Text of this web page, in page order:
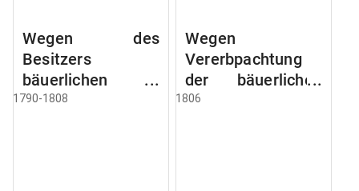
Wegen des
Besitzers
bäuerlichen
Grundstücke, den
1790-1808
Wegen
Vererbpachtung
der bäuerlichen
Grundstücke und
1806